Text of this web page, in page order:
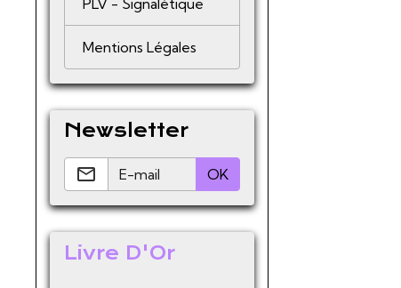
Mentions Légales
Newsletter
OK
Livre D'Or